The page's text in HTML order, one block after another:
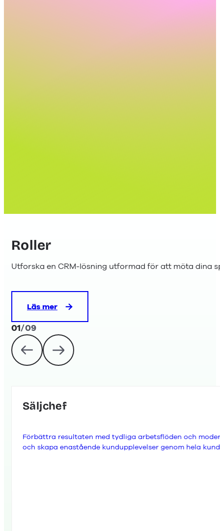
Roller
Utforska en CRM-lösning utformad för att möta dina
Läs mer
01/09
Säljchef
Förbättra resultaten med tydliga arbetsflöden och
och skapa enastående kundupplevelser genom hela